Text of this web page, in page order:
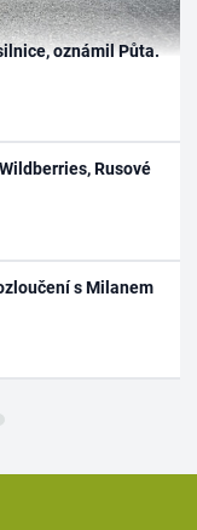
oznámil Půta.
Rusové
s Milanem